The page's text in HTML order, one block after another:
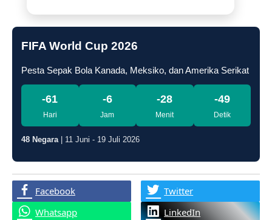
FIFA World Cup 2026
Pesta Sepak Bola Kanada, Meksiko, dan Amerika Serikat
-61
Hari
-6
Jam
-28
Menit
-50
Detik
48 Negara| 11 Juni - 19 Juli 2026
Facebook
Twitter
Whatsapp
LinkedIn